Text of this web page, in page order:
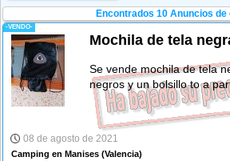
Encontrados 10Anuncios de
-VENDO-
Mochila de tela
Se vende mochila de tela
negros y un bolsillo to a
08 de agosto de 2021
Camping en Manises (Valencia)